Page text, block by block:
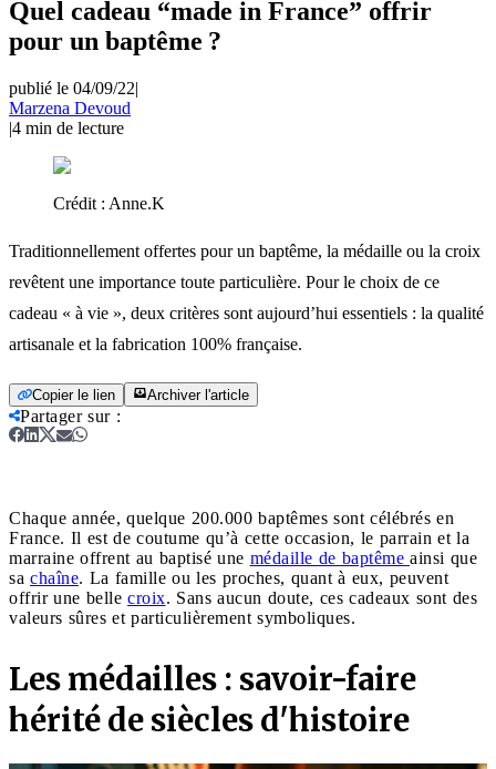
Quel cadeau “made in France” offrir
pour un baptême ?
publié le 04/09/22|
Marzena Devoud
|4 min de lecture
Crédit : Anne.K
Traditionnellement offertes pour un baptême, la médaille ou la croix
revêtent une importance toute particulière. Pour le choix de ce
cadeau « à vie », deux critères sont aujourd’hui essentiels : la qualité
artisanale et la fabrication 100% française.
Copier le lien Archiver l'article
Partager sur:
Chaque année, quelque 200.000 baptêmes sont célébrés en
France. Il est de coutume qu’à cette occasion, le parrain et la
marraine offrent au baptisé une médaille de baptême ainsi que
sa chaîne. La famille ou les proches, quant à eux, peuvent
offrir une belle croix. Sans aucun doute, ces cadeaux sont des
valeurs sûres et particulièrement symboliques.
Les médailles : savoir-faire
hérité de siècles d'histoire